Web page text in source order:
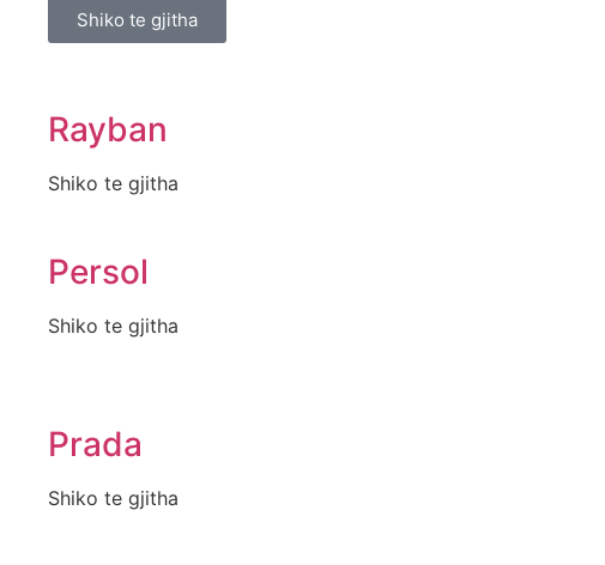
Shiko te gjitha
Rayban
Shiko te gjitha
Persol
Shiko te gjitha
Prada
Shiko te gjitha